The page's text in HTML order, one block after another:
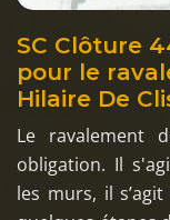
SC Clôture
pour le
Hilaire De
Le ravalement
obligation. Il
les murs, il